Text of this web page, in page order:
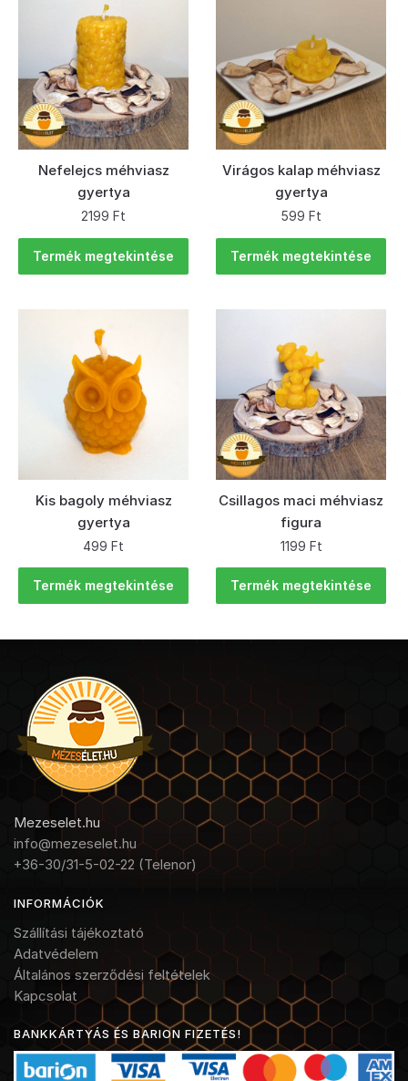
Nefelejcs méhviasz
gyertya
2199Ft
Termék megtekintése
Virágos kalap méhviasz
gyertya
599 Ft
Termék megtekintése
Kis bagoly méhviasz
gyertya
499Ft
Termék megtekintése
Csillagos maci méhviasz
figura
1199 Ft
Termék megtekintése
Mezeselet.hu
info@mezeselet.hu
+36-30/31-5-02-22 (Telenor)
INFORMÁCIÓK
Szállítási tájékoztató
Adatvédelem
Általános szerződési feltételek
Kapcsolat
BANKKÁRTYÁS ÉS BARION FIZETÉS!